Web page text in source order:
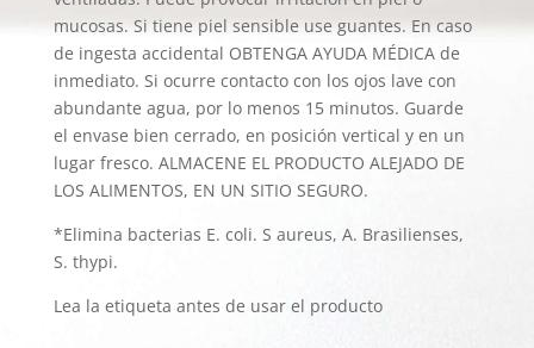
mucosas. Si tiene piel sensible use guantes. En caso
de ingesta accidental OBTENGA AYUDA MÉDICA de
inmediato. Si ocurre contacto con los ojos lave con
abundante agua, por lo menos 15 minutos. Guarde
el envase bien cerrado, en posición vertical y en un
lugar fresco. ALMACENE EL PRODUCTO ALEJADO DE
LOS ALIMENTOS, EN UN SITIO SEGURO.
*Elimina bacterias E. coli. S aureus, A. Brasilienses,
S. thypi.
Lea la etiqueta antes de usar el producto